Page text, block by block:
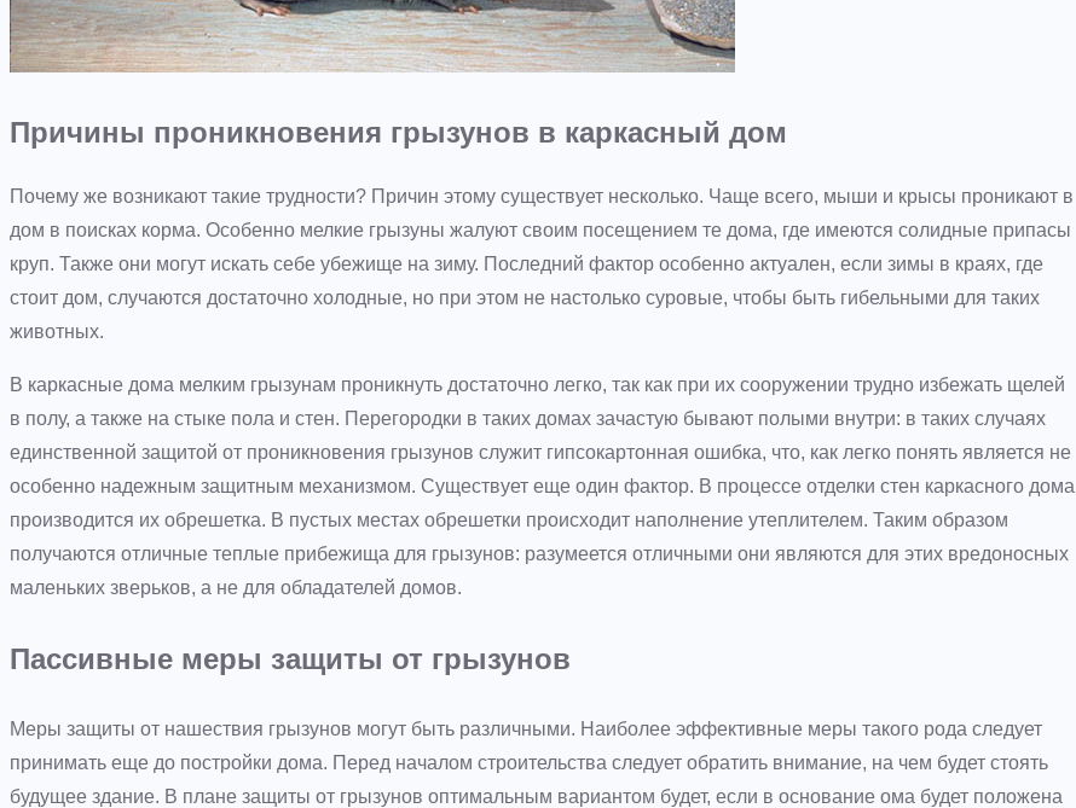
Причины проникновения грызунов в каркасный дом
Почему же возникают такие трудности? Причин этому существует несколько. Чаще всего, мыши и крысы проникают в
дом в поисках корма. Особенно мелкие грызуны жалуют своим посещением те дома, где имеются солидные припасы
круп. Также они могут искать себе убежище на зиму. Последний фактор особенно актуален, если зимы в краях, где
стоит дом, случаются достаточно холодные, но при этом не настолько суровые, чтобы быть гибельными для таких
животных.
В каркасные дома мелким грызунам проникнуть достаточно легко, так как при их сооружении трудно избежать щелей
в полу, а также на стыке пола и стен. Перегородки в таких домах зачастую бывают полыми внутри: в таких случаях
единственной защитой от проникновения грызунов служит гипсокартонная ошибка, что, как легко понять является не
особенно надежным защитным механизмом. Существует еще один фактор. В процессе отделки стен каркасного дома
производится их обрешетка. В пустых местах обрешетки происходит наполнение утеплителем. Таким образом
получаются отличные теплые прибежища для грызунов: разумеется отличными они являются для этих вредоносных
маленьких зверьков, а не для обладателей домов.
Пассивные меры защиты от грызунов
Меры защиты от нашествия грызунов могут быть различными. Наиболее эффективные меры такого рода следует
принимать еще до постройки дома. Перед началом строительства следует обратить внимание, на чем будет стоять
будущее здание. В плане защиты от грызунов оптимальным вариантом будет, если в основание ома будет положена